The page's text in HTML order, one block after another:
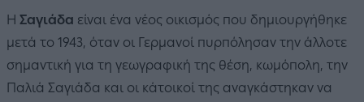
Η Σαγιάδα είναι ένα νέος οικισμός που δημιουργήθηκε
μετά το 1943, όταν οι Γερμανοί πυρπόλησαν την άλλοτε
σημαντική για τη γεωγραφική της θέση, κωμόπολη, την
Παλιά Σαγιάδα και οι κάτοικοί της αναγκάστηκαν να